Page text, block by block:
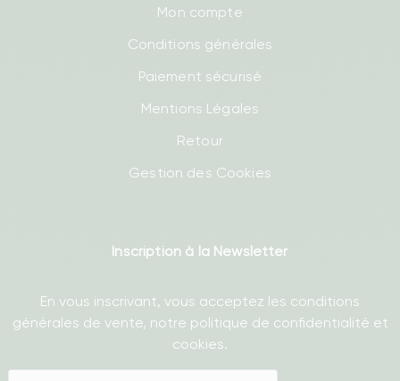
Mon compte
Conditions générales
Paiement sécurisé
Mentions Légales
Retour
Gestion des Cookies
Inscription à la Newsletter
En vous inscrivant, vous acceptez les conditions
générales de vente, notre politique de confidentialité et
cookies.